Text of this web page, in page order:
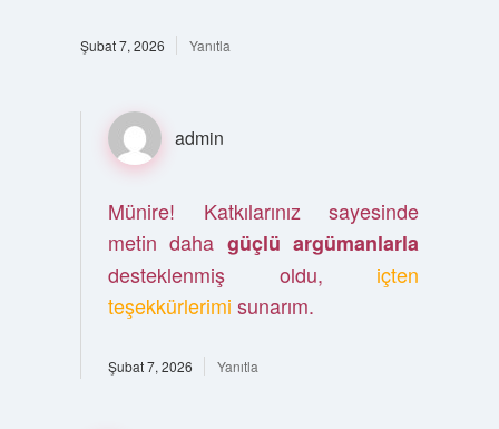
Şubat 7, 2026 Yanıtla
admin
Münire! Katkılarınız sayesinde
metin daha güçlü argümanlarla
desteklenmiş oldu, içten
teşekkürlerimi sunarım.
Şubat 7, 2026 Yanıtla